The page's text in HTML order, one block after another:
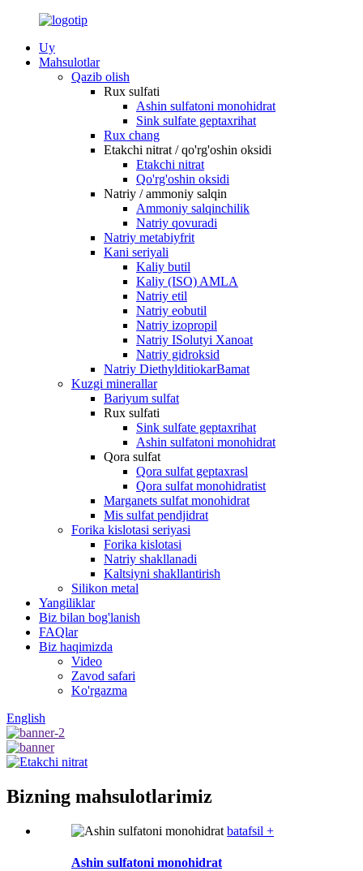
Uy
Mahsulotlar
Qazib olish
Rux sulfati
Ashin sulfatoni monohidrat
Sink sulfate geptaxrihat
Rux chang
Etakchi nitrat / qo'rg'oshin oksidi
Etakchi nitrat
Qo'rg'oshin oksidi
Natriy / ammoniy salqin
Ammoniy salqinchilik
Natriy qovuradi
Natriy metabiyfrit
Kani seriyali
Kaliy butil
Kaliy (ISO) AMLA
Natriy etil
Natriy eobutil
Natriy izopropil
Natriy ISolutyi Xanoat
Natriy gidroksid
Natriy DiethylditiokarBamat
Kuzgi minerallar
Bariyum sulfat
Rux sulfati
Sink sulfate geptaxrihat
Ashin sulfatoni monohidrat
Qora sulfat
Qora sulfat geptaxrasl
Qora sulfat monohidratist
Marganets sulfat monohidrat
Mis sulfat pendjidrat
Forika kislotasi seriyasi
Forika kislotasi
Natriy shakllanadi
Kaltsiyni shakllantirish
Silikon metal
Yangiliklar
Biz bilan bog'lanish
FAQlar
Biz haqimizda
Video
Zavod safari
Ko'rgazma
English
Bizning mahsulotlarimiz
batafsil +
Ashin sulfatoni monohidrat